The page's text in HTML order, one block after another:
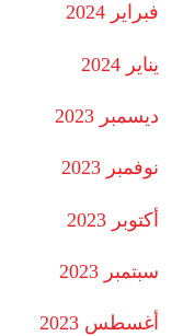
فبراير 2024
يناير 2024
ديسمبر 2023
نوفمبر 2023
أكتوبر 2023
سبتمبر 2023
أغسطس 2023